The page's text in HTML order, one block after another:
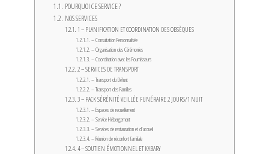
POURQUOI CE SERVICE ?
NOS SERVICES
1 – PLANIFICATION ET COORDINATION DES OBSÈQUES
– Consultation Personnalisée
– Organisation des Cérémonies
– Coordination avec les Fournisseurs
2 – SERVICES DE TRANSPORT
– Transport du Défunt
– Transport des Familles
3 – PACK SÉRÉNITÉ VEILLÉE FUNÉRAIRE 2 JOURS/1 NUIT
– Espaces de recueillement
– Service Hébergement
– Services de restauration et d’accueil
– Réunion de réconfort familiale
4 – SOUTIEN ÉMOTIONNEL ET KABARY